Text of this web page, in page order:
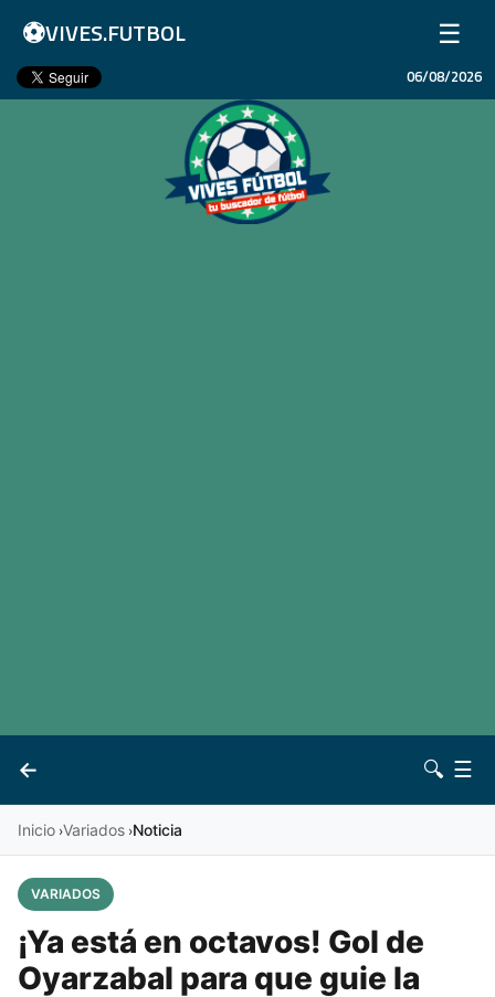
⚽VIVES.FUTBOL ☰
Inicio
06/08/2026
←
Vives 🔍 ☰
Inicio ›Variados ›Noticia
VARIADOS
¡Ya está en octavos! Gol de
Oyarzabal para que guie la